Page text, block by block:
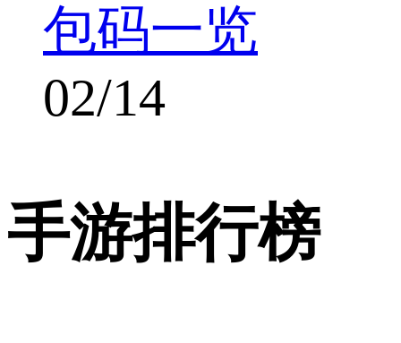
包码一览
02/14
手游排行榜